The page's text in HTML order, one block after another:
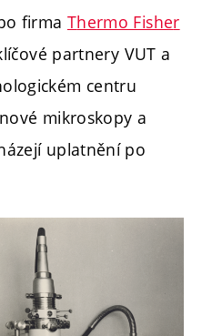
firma Thermo Fisher
partnery VUT a
centru
mikroskopy a
uplatnění po